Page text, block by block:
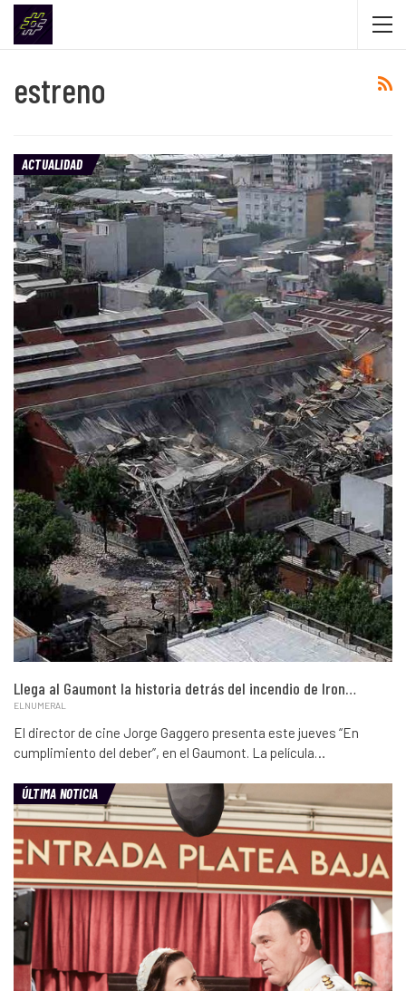
estreno
ACTUALIDAD
Llega al Gaumont la historia detrás del incendio de Iron…
ELNUMERAL
El director de cine Jorge Gaggero presenta este jueves “En
cumplimiento del deber”, en el Gaumont. La película…
ÚLTIMA NOTICIA